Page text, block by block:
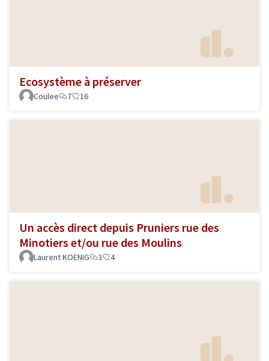
Ecosystème à préserver
Coulee 7 16
Un accès direct depuis Pruniers rue des
Minotiers et/ou rue des Moulins
Laurent KOENIG 3 4